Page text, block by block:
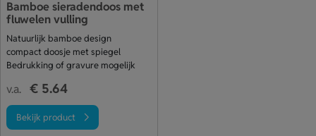
Bamboe sieradendoos met
fluwelen vulling
Natuurlijk bamboe design
compact doosje met spiegel
Bedrukking of gravure mogelijk
v.a. € 5.64
Bekijk product